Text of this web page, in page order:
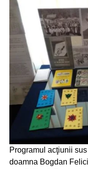
Programul acţiunii
doamna Bogdan